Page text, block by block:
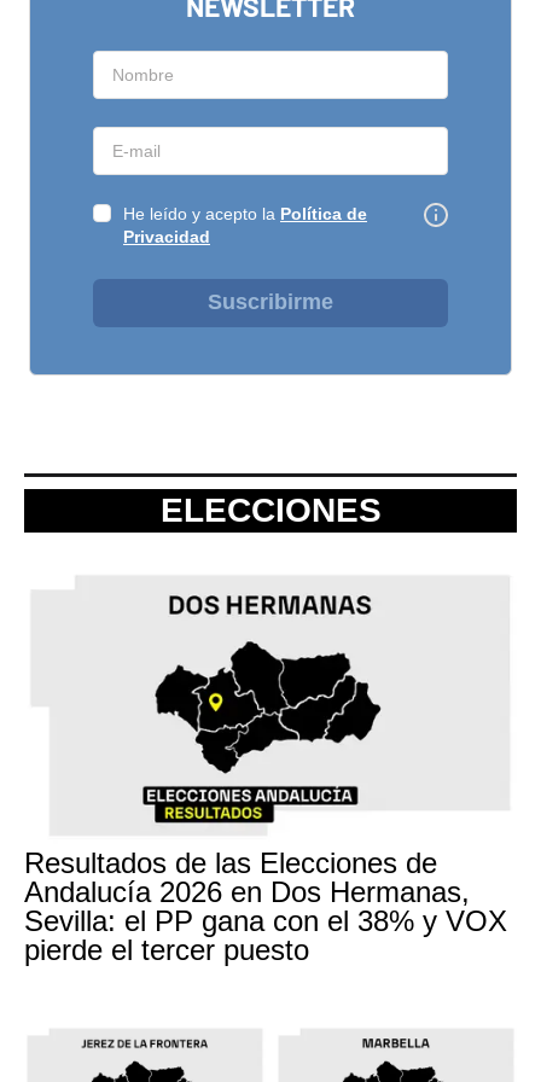
He leído y acepto la Política de
Privacidad
Suscribirme
ELECCIONES
Resultados de las Elecciones de
Andalucía 2026 en Dos Hermanas,
Sevilla: el PP gana con el 38% y VOX
pierde el tercer puesto